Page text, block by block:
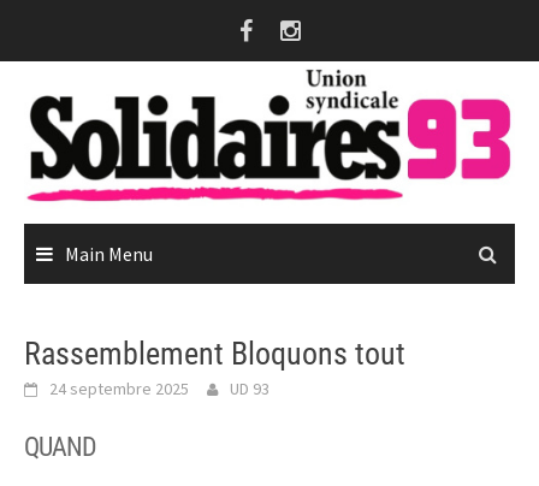
Main Menu
Rassemblement Bloquons tout
24 septembre 2025 UD 93
QUAND